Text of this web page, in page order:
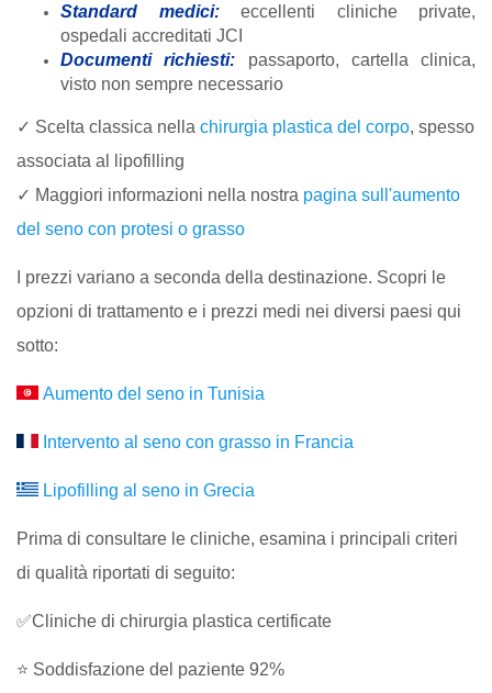
Standard medici: eccellenti cliniche private,
ospedali accreditati JCI
Documenti richiesti: passaporto, cartella clinica,
visto non sempre necessario
✓ Scelta classica nella chirurgia plastica del corpo, spesso
associata al lipofilling
✓ Maggiori informazioni nella nostra pagina sull'aumento
del seno con protesi o grasso
I prezzi variano a seconda della destinazione. Scopri le
opzioni di trattamento e i prezzi medi nei diversi paesi qui
sotto:
Aumento del seno in Tunisia
Intervento al seno con grasso in Francia
Lipofilling al seno in Grecia
Prima di consultare le cliniche, esamina i principali criteri
di qualità riportati di seguito:
✅Cliniche di chirurgia plastica certificate
⭐ Soddisfazione del paziente 92%